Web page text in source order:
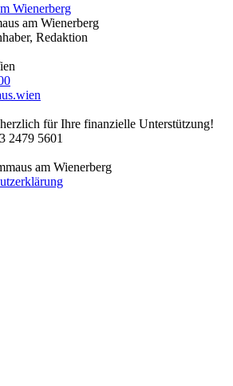
Wienerberg
am Wienerberg
Redaktion
für Ihre finanzielle Unterstützung!
2479 5601
am Wienerberg